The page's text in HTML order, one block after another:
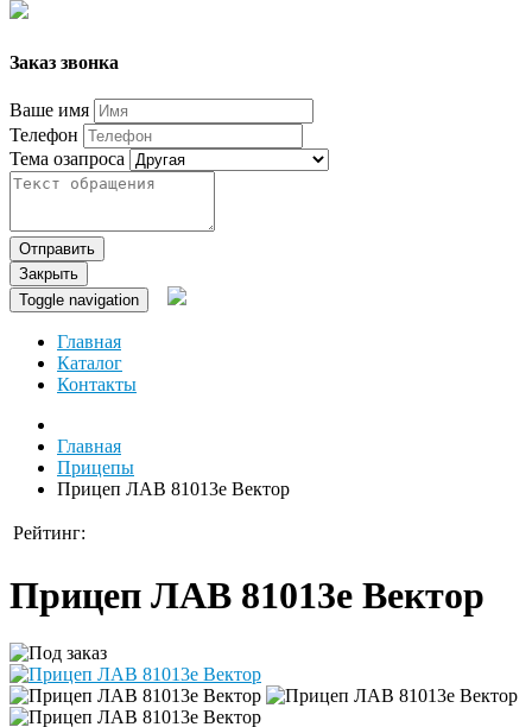
Заказ звонка
Ваше имя
Телефон
Тема озапроса
Отправить
Закрыть
Toggle navigation
Главная
Каталог
Контакты
Главная
Прицепы
Прицеп ЛАВ 81013е Вектор
Рейтинг:
Прицеп ЛАВ 81013е Вектор